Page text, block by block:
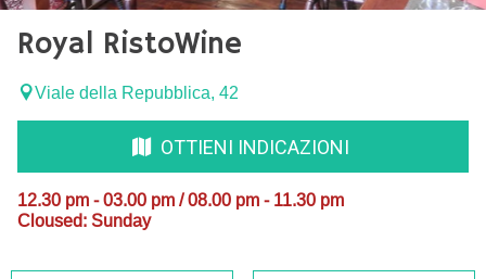
Royal RistoWine
Viale della Repubblica, 42
OTTIENI INDICAZIONI
12.30 pm - 03.00 pm / 08.00 pm - 11.30 pm
Cloused: Sunday